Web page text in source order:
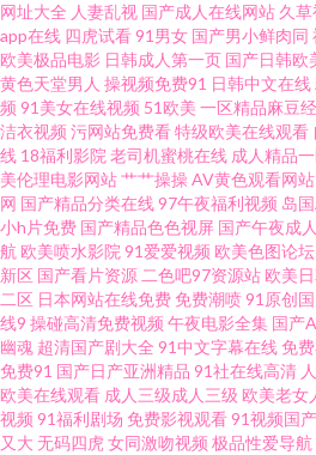
韩蜜桃专区 国产一线与二线的电影 91网站
人人爽av 国产日韩综合1页 91小仙女思妍 最
合 久久精品看久久 操女人的逼8p 91啦国产
丰满熟女一区二区三 91亚洲精选 91c美女
91视频网址大全 影音先锋无码专区 青青草
上观看 91操操网站 深爱的激情网 久久麻豆精
月天99久久 男人的天堂青草啪啪啪 东方美
频精品 欧卅综合视频 国产日一韩 91午夜福
网址大全 人妻乱视 国产成人在线网站 久
app在线 四虎试看91男女 国产男小鲜肉同
欧美极品电影 日韩成人第一页 国产日韩欧
黄色天堂男人 操视频免费91 日韩中文在线
频 91美女在线视频 51欧美 一区精品麻豆
洁衣视频 污网站免费看特级欧美在线观看
线 18福利影院 老司机蜜桃在线 成人精品
美伦理电影网站艹艹操操AV黄色观看网站
网 国产精品分类在线97午夜福利视频 岛
小h片免费 国产精品色色视屏 国产午夜成人
航 欧美喷水影院 91爱爱视频 欧美色图论坛
新区 国产看片资源 二色吧97资源站 欧美
二区 日本网站在线免费 免费潮喷91原创
线9 操碰高清免费视频 午夜电影全集 国产
幽魂 超清国产剧大全 91中文字幕在线 免
免费91 国产日产亚洲精品 91社在线高清
欧美在线观看 成人三级成人三级 欧美老女
视频 91福利剧场 免费影视观看91视频国
又大 无码四虎 女同激吻视频 极品性爱导航